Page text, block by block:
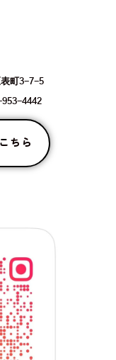
町3-7-5
4442
ちら